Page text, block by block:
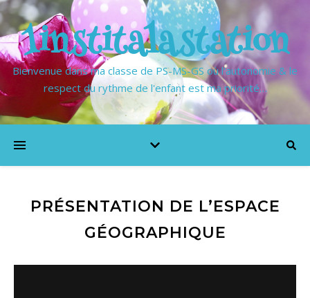
1institalastation
Bienvenue dans ma classe de PS-MS-GS où l'autonomie & le
respect du rythme de l'enfant est ma priorité…
PRÉSENTATION DE L’ESPACE
GÉOGRAPHIQUE